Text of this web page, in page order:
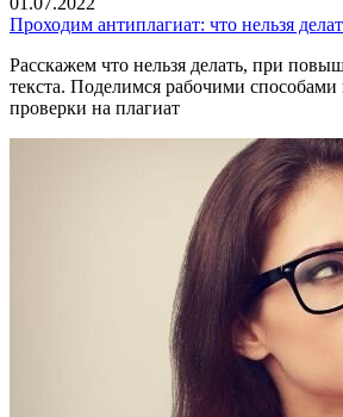
Проходим антиплагиат: что нельзя
Расскажем что нельзя делать, при
текста. Поделимся рабочими
проверки на плагиат